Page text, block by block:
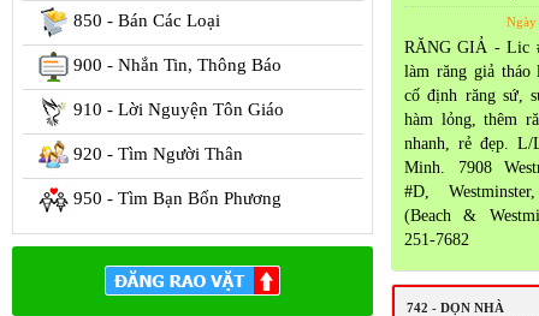
850 - Bán Các Loại
900 - Nhắn Tin, Thông Báo
910 - Lời Nguyện Tôn Giáo
920 - Tìm Người Thân
950 - Tìm Bạn Bốn Phương
Ngày
RĂNG GIẢ - Lic
làm răng giả tháo
cố định răng sứ,
hàm lỏng, thêm
nhanh, rẻ đẹp.
Minh. 7908
#D,
(Beach &
251-7682
742 - DỌN NHÀ